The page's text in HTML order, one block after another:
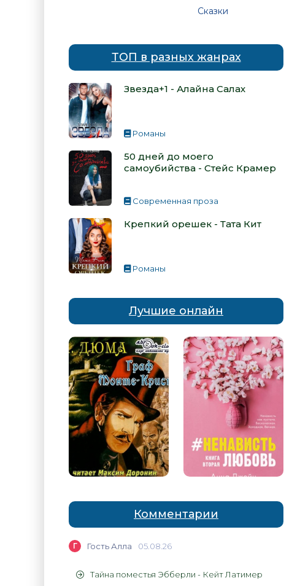
Сказки
ТОП в разных жанрах
Звезда+1 - Алайна Салах
Романы
50 дней до моего
самоубийства - Стейс Крамер
Современная проза
Крепкий орешек - Тата Кит
Романы
Лучшие онлайн
Комментарии
Г Гость Алла 05.08.26
Тайна поместья Эбберли - Кейт Латимер